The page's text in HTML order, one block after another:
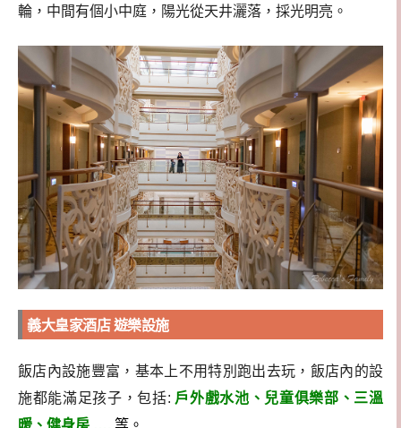
輪，中間有個小中庭，陽光從天井灑落，採光明亮。
義大皇家酒店 遊樂設施
飯店內設施豐富，基本上不用特別跑出去玩，飯店內的設
施都能滿足孩子，包括: 戶外戲水池、兒童俱樂部、三溫